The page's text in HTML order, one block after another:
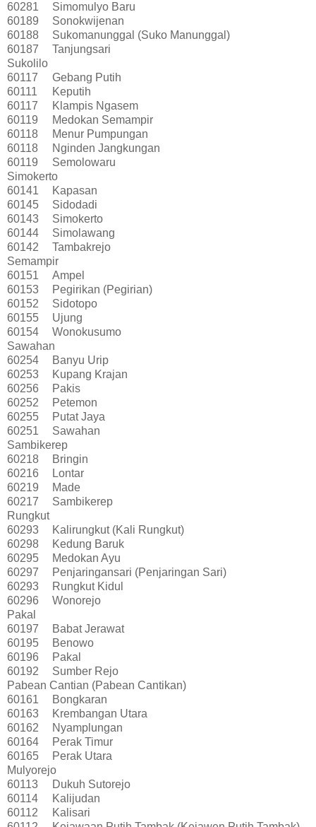
60281
Simomulyo Baru
60189
Sonokwijenan
60188
Sukomanunggal (Suko Manunggal)
60187
Tanjungsari
Sukolilo
60117
Gebang Putih
60111
Keputih
60117
Klampis Ngasem
60119
Medokan Semampir
60118
Menur Pumpungan
60118
Nginden Jangkungan
60119
Semolowaru
Simokerto
60141
Kapasan
60145
Sidodadi
60143
Simokerto
60144
Simolawang
60142
Tambakrejo
Semampir
60151
Ampel
60153
Pegirikan (Pegirian)
60152
Sidotopo
60155
Ujung
60154
Wonokusumo
Sawahan
60254
Banyu Urip
60253
Kupang Krajan
60256
Pakis
60252
Petemon
60255
Putat Jaya
60251
Sawahan
Sambikerep
60218
Bringin
60216
Lontar
60219
Made
60217
Sambikerep
Rungkut
60293
Kalirungkut (Kali Rungkut)
60298
Kedung Baruk
60295
Medokan Ayu
60297
Penjaringansari (Penjaringan Sari)
60293
Rungkut Kidul
60296
Wonorejo
Pakal
60197
Babat Jerawat
60195
Benowo
60196
Pakal
60192
Sumber Rejo
Pabean Cantian (Pabean Cantikan)
60161
Bongkaran
60163
Krembangan Utara
60162
Nyamplungan
60164
Perak Timur
60165
Perak Utara
Mulyorejo
60113
Dukuh Sutorejo
60114
Kalijudan
60112
Kalisari